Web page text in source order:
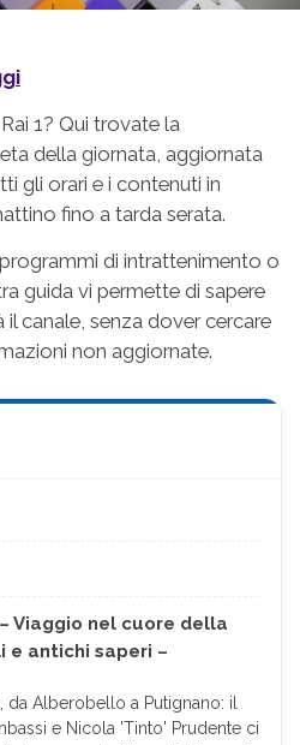
1? Qui trovate la
della giornata, aggiornata
gli orari e i contenuti in
fino a tarda serata.
di intrattenimento o
guida vi permette di sapere
canale, senza dover cercare
non aggiornate.
Viaggio nel cuore della
e antichi saperi –
Alberobello a Putignano: il
e Nicola 'Tinto' Prudente ci